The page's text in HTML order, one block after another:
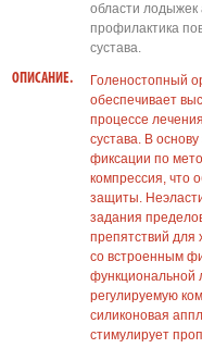
области лодыжек
профилактика
сустава.
ОПИСАНИЕ.
Голеностопный
обеспечивает
процессе
сустава. В
фиксации по
компрессия, что
защиты.
задания
препятствий
со встроенным
функциональной
регулируемую
силиконовая
стимулирует